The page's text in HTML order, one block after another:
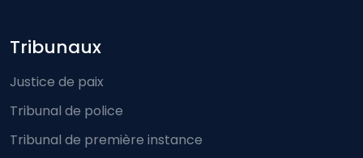
Footer-menu
Tribunaux
Justice de paix
Tribunal de police
Tribunal de première instance